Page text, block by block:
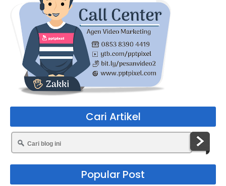
Cari Artikel
Popular Post